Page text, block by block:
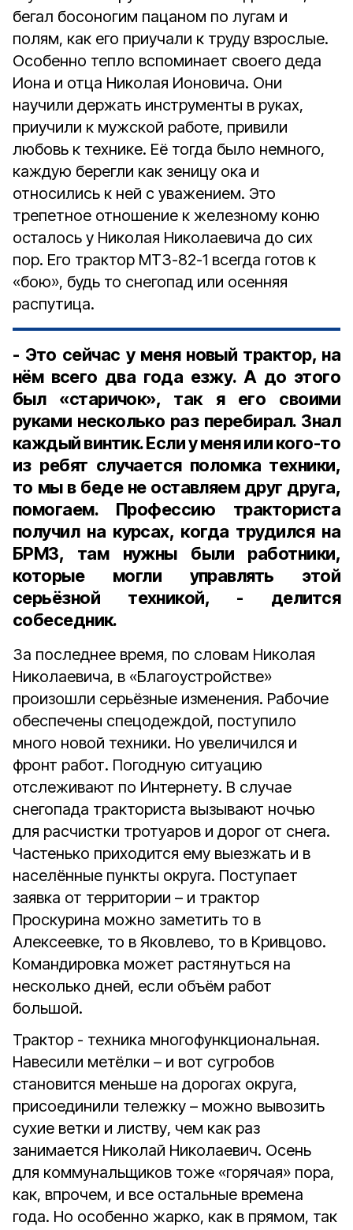
бегал босоногим пацаном по лугам и
полям, как его приучали к труду взрослые.
Особенно тепло вспоминает своего деда
Иона и отца Николая Ионовича. Они
научили держать инструменты в руках,
приучили к мужской работе, привили
любовь к технике. Её тогда было немного,
каждую берегли как зеницу ока и
относились к ней с уважением. Это
трепетное отношение к железному коню
осталось у Николая Николаевича до сих
пор. Его трактор МТЗ-82-1 всегда готов к
«бою», будь то снегопад или осенняя
распутица.
- Это сейчас у меня новый трактор, на
нём всего два года езжу. А до этого
был «старичок», так я его своими
руками несколько раз перебирал. Знал
каждый винтик. Если у меня или кого-то
из ребят случается поломка техники,
то мы в беде не оставляем друг друга,
помогаем. Профессию тракториста
получил на курсах, когда трудился на
БРМЗ, там нужны были работники,
которые могли управлять этой
серьёзной техникой, - делится
собеседник.
За последнее время, по словам Николая
Николаевича, в «Благоустройстве»
произошли серьёзные изменения. Рабочие
обеспечены спецодеждой, поступило
много новой техники. Но увеличился и
фронт работ. Погодную ситуацию
отслеживают по Интернету. В случае
снегопада тракториста вызывают ночью
для расчистки тротуаров и дорог от снега.
Частенько приходится ему выезжать и в
населённые пункты округа. Поступает
заявка от территории – и трактор
Проскурина можно заметить то в
Алексеевке, то в Яковлево, то в Кривцово.
Командировка может растянуться на
несколько дней, если объём работ
большой.
Трактор - техника многофункциональная.
Навесили метёлки – и вот сугробов
становится меньше на дорогах округа,
присоединили тележку – можно вывозить
сухие ветки и листву, чем как раз
занимается Николай Николаевич. Осень
для коммунальщиков тоже «горячая» пора,
как, впрочем, и все остальные времена
года. Но особенно жарко, как в прямом, так